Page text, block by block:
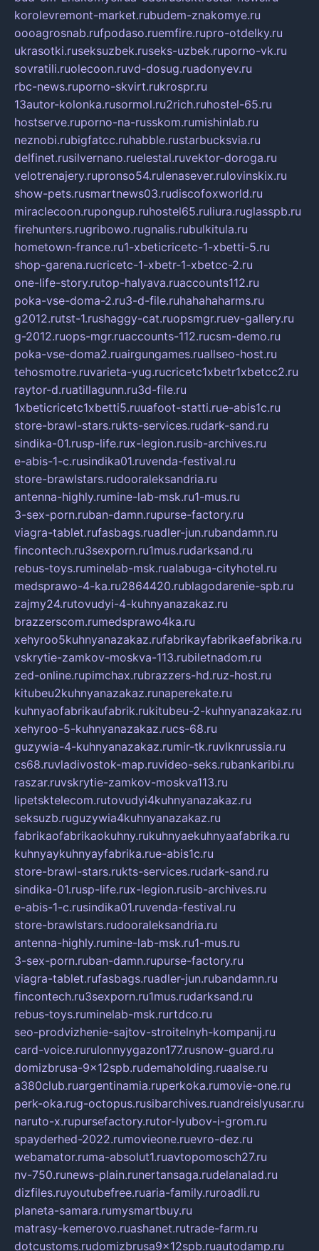
korolevremont-market.rubudem-znakomye.ru
oooagrosnab.rufpodaso.ruemfire.rupro-otdelky.ru
ukrasotki.ruseksuzbek.ruseks-uzbek.ruporno-vk.ru
sovratili.ruolecoon.ruvd-dosug.ruadonyev.ru
rbc-news.ruporno-skvirt.rukrospr.ru
13autor-kolonka.rusormol.ru2rich.ruhostel-65.ru
hostserve.ruporno-na-russkom.rumishinlab.ru
neznobi.rubigfatcc.ruhabble.rustarbucksvia.ru
delfinet.rusilvernano.ruelestal.ruvektor-doroga.ru
velotrenajery.rupronso54.rulenasever.rulovinskix.ru
show-pets.rusmartnews03.rudiscofoxworld.ru
miraclecoon.rupongup.ruhostel65.ruliura.ruglasspb.ru
firehunters.rugribowo.rugnalis.rubulkitula.ru
hometown-france.ru1-xbeticricetc-1-xbetti-5.ru
shop-garena.rucricetc-1-xbetr-1-xbetcc-2.ru
one-life-story.rutop-halyava.ruaccounts112.ru
poka-vse-doma-2.ru3-d-file.ruhahahaharms.ru
g2012.rutst-1.rushaggy-cat.ruopsmgr.ruev-gallery.ru
g-2012.ruops-mgr.ruaccounts-112.rucsm-demo.ru
poka-vse-doma2.ruairgungames.ruallseo-host.ru
tehosmotre.ruvarieta-yug.rucricetc1xbetr1xbetcc2.ru
raytor-d.ruatillagunn.ru3d-file.ru
1xbeticricetc1xbetti5.ruuafoot-statti.rue-abis1c.ru
store-brawl-stars.rukts-services.rudark-sand.ru
sindika-01.rusp-life.rux-legion.rusib-archives.ru
e-abis-1-c.rusindika01.ruvenda-festival.ru
store-brawlstars.rudooraleksandria.ru
antenna-highly.rumine-lab-msk.ru1-mus.ru
3-sex-porn.ruban-damn.rupurse-factory.ru
viagra-tablet.rufasbags.ruadler-jun.rubandamn.ru
fincontech.ru3sexporn.ru1mus.rudarksand.ru
rebus-toys.ruminelab-msk.rualabuga-cityhotel.ru
medsprawo-4-ka.ru2864420.rublagodarenie-spb.ru
zajmy24.rutovudyi-4-kuhnyanazakaz.ru
brazzerscom.rumedsprawo4ka.ru
xehyroo5kuhnyanazakaz.rufabrikayfabrikaefabrika.ru
vskrytie-zamkov-moskva-113.rubiletnadom.ru
zed-online.rupimchax.rubrazzers-hd.ruz-host.ru
kitubeu2kuhnyanazakaz.runaperekate.ru
kuhnyaofabrikaufabrik.rukitubeu-2-kuhnyanazakaz.ru
xehyroo-5-kuhnyanazakaz.rucs-68.ru
guzywia-4-kuhnyanazakaz.rumir-tk.ruvlknrussia.ru
cs68.ruvladivostok-map.ruvideo-seks.rubankaribi.ru
raszar.ruvskrytie-zamkov-moskva113.ru
lipetsktelecom.rutovudyi4kuhnyanazakaz.ru
seksuzb.ruguzywia4kuhnyanazakaz.ru
fabrikaofabrikaokuhny.rukuhnyaekuhnyaafabrika.ru
kuhnyaykuhnyayfabrika.rue-abis1c.ru
store-brawl-stars.rukts-services.rudark-sand.ru
sindika-01.rusp-life.rux-legion.rusib-archives.ru
e-abis-1-c.rusindika01.ruvenda-festival.ru
store-brawlstars.rudooraleksandria.ru
antenna-highly.rumine-lab-msk.ru1-mus.ru
3-sex-porn.ruban-damn.rupurse-factory.ru
viagra-tablet.rufasbags.ruadler-jun.rubandamn.ru
fincontech.ru3sexporn.ru1mus.rudarksand.ru
rebus-toys.ruminelab-msk.rurtdco.ru
seo-prodvizhenie-sajtov-stroitelnyh-kompanij.ru
card-voice.rurulonnyygazon177.rusnow-guard.ru
domizbrusa-9x12spb.rudemaholding.ruaalse.ru
a380club.ruargentinamia.ruperkoka.rumovie-one.ru
perk-oka.rug-octopus.rusibarchives.ruandreislyusar.ru
naruto-x.rupursefactory.rutor-lyubov-i-grom.ru
spayderhed-2022.rumovieone.ruevro-dez.ru
webamator.ruma-absolut1.ruavtopomosch27.ru
nv-750.runews-plain.runertansaga.rudelanalad.ru
dizfiles.ruyoutubefree.ruaria-family.ruroadli.ru
planeta-samara.rumysmartbuy.ru
matrasy-kemerovo.ruashanet.rutrade-farm.ru
dotcustoms.rudomizbrusa9x12spb.ruautodamp.ru